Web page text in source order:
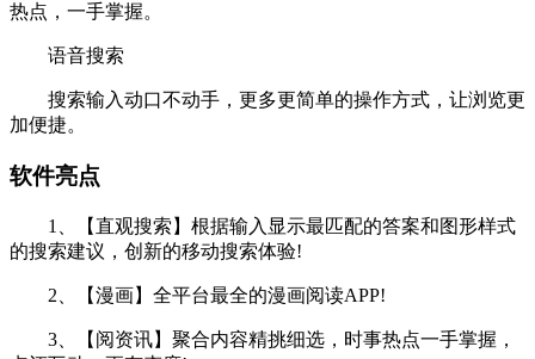
热点，一手掌握。
语音搜索
搜索输入动口不动手，更多更简单的操作方式，让浏览更
加便捷。
软件亮点
1、【直观搜索】根据输入显示最匹配的答案和图形样式
的搜索建议，创新的移动搜索体验!
2、【漫画】全平台最全的漫画阅读APP!
3、【阅资讯】聚合内容精挑细选，时事热点一手掌握，